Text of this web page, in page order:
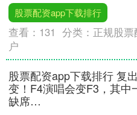
股票配资app下载排行
查看： 131 分类： 正规股票
户
股票配资app下载排行 复
变！F4演唱会变F3，其中
缺席…